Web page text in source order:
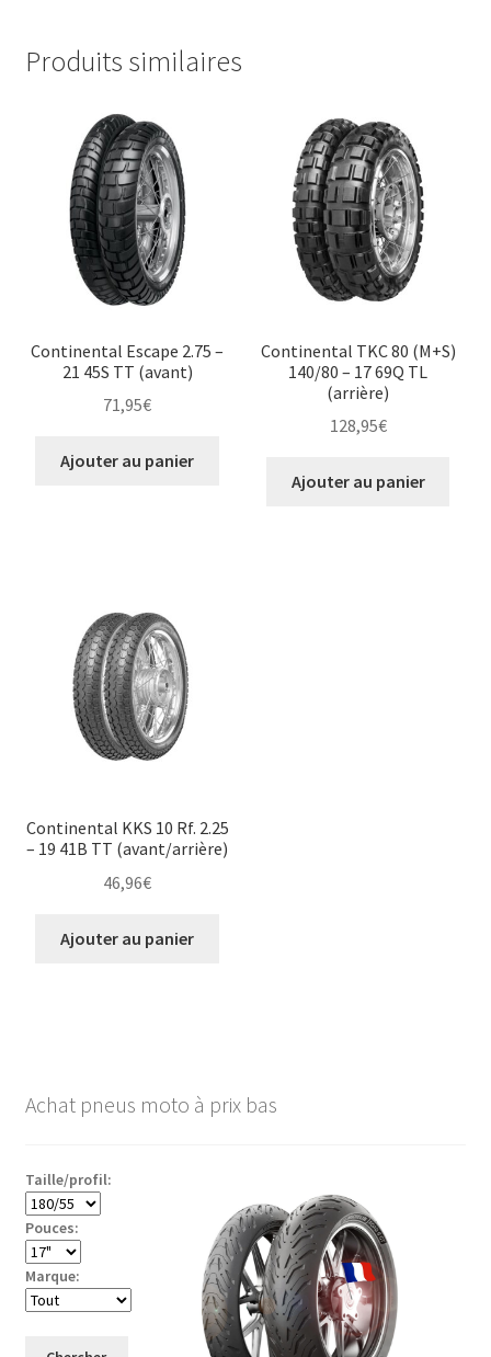
Produits similaires
Continental Escape 2.75 –
21 45S TT (avant)
71,95€
Ajouter au panier
Continental TKC 80 (M+S)
140/80 – 17 69Q TL
(arrière)
128,95€
Ajouter au panier
Continental KKS 10 Rf. 2.25
– 19 41B TT (avant/arrière)
46,96€
Ajouter au panier
Achat pneus moto à prix bas
Taille/profil:
Pouces:
Marque: